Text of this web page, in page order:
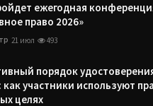
ежегодная
право 2026»
21 июл 493
порядок
как участники используют
целях